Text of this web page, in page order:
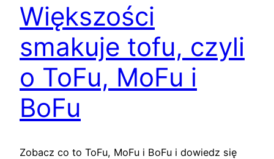
Większości
smakuje tofu, czyli
o ToFu, MoFu i
BoFu
Zobacz co to ToFu, MoFu i BoFu i dowiedz się